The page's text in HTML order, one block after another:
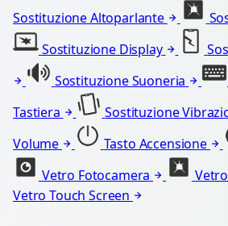
Sostituzione Altoparlante
Sostituzione Display
Sostituzione Suoneria
Tastiera
Sostituzione
Volume
Tasto Accensione
Vetro Fotocamera
Vetro Touch Screen